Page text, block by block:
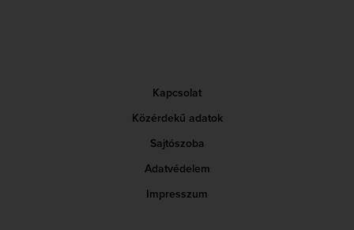
Kapcsolat
Közérdekű adatok
Sajtószoba
Adatvédelem
Impresszum